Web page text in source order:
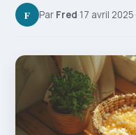
F Par Fred·17 avril 2025·